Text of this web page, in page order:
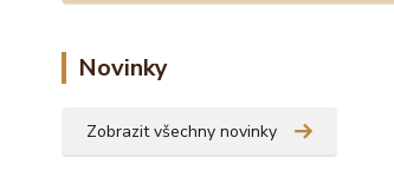
Novinky
Zobrazit všechny novinky